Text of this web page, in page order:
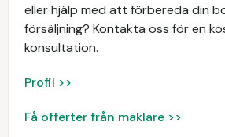
eller hjälp med att förbereda din
försäljning? Kontakta oss för en
konsultation.
Profil >>
Få offerter från mäklare >>